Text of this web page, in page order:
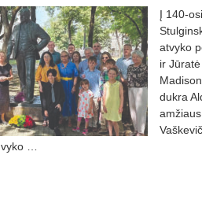
Į 140-
atvyko
ir
dukra
…